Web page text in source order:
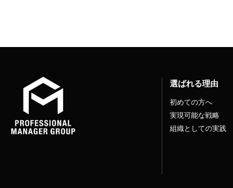
選ばれる理由
初めての方へ
実現可能な戦略
組織としての実践